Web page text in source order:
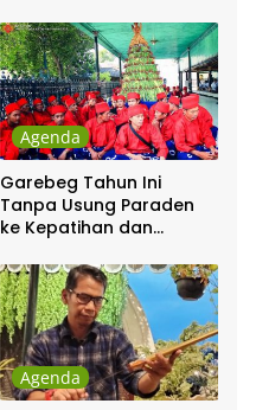
Agenda
Garebeg Tahun Ini
Tanpa Usung Paraden
ke Kepatihan dan
Agenda